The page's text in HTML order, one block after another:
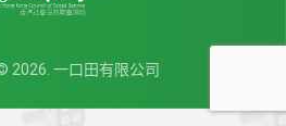
2026. 一口田有限公司